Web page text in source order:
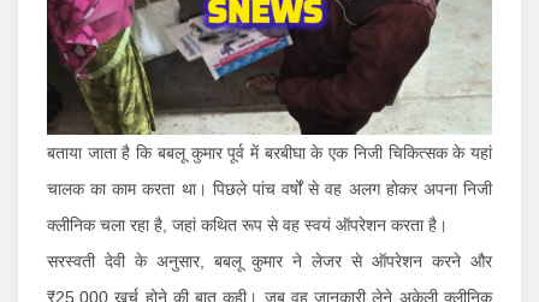
बताया जाता है कि बबलू कुमार पूर्व में बरबीघा के एक निजी चिकित्सक के यहां
चालक का काम करता था। पिछले पांच वर्षों से वह अलग होकर अपना निजी
क्लीनिक चला रहा है, जहां कथित रूप से वह स्वयं ऑपरेशन करता है।
सरस्वती देवी के अनुसार, बबलू कुमार ने लेजर से ऑपरेशन करने और
₹25,000 खर्च होने की बात कही। जब वह जानकारी लेने अकेली क्लीनिक